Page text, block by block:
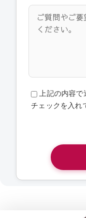
上記の内容
チェックを入れ